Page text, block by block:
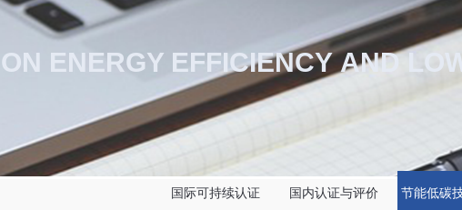
ENERGY EFFICIENCY AND
国际可持续认证 国内认证与评价 节能低碳